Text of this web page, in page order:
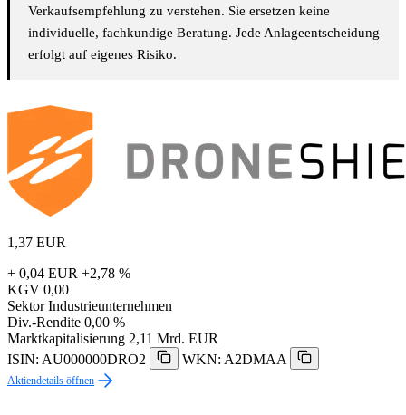
Verkaufsempfehlung zu verstehen. Sie ersetzen keine
individuelle, fachkundige Beratung. Jede Anlageentscheidung
erfolgt auf eigenes Risiko.
1,37 EUR
+ 0,04 EUR +2,78 %
KGV 0,00
Sektor Industrieunternehmen
Div.-Rendite 0,00 %
Marktkapitalisierung 2,11 Mrd. EUR
ISIN: AU000000DRO2
WKN: A2DMAA
Aktiendetails öffnen